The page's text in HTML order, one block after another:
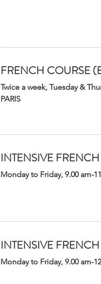
FRENCH COURSE
Twice a week, Tuesday &
PARIS
INTENSIVE
Monday to Friday, 9.00 am-
INTENSIVE
Monday to Friday, 9.00 am-